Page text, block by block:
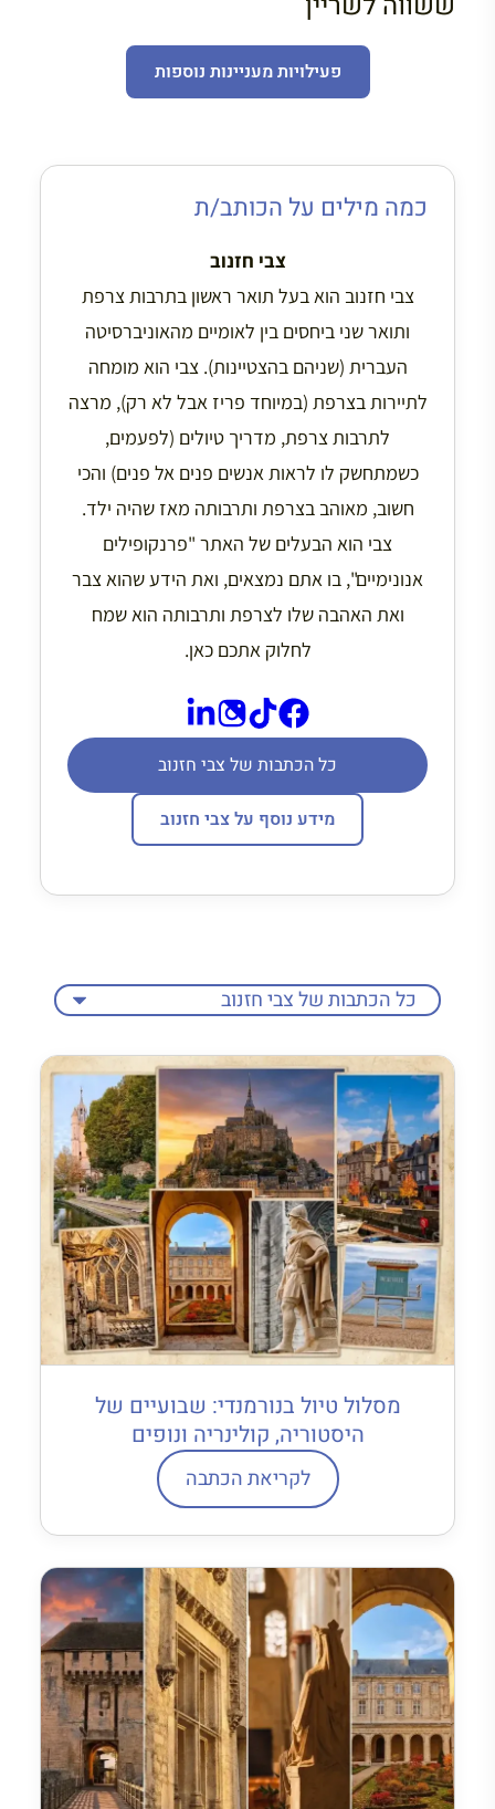
פעילויות מעניינות נוספות
כמה מילים על הכותב/ת
צבי חזנוב
צבי חזנוב הוא בעל תואר ראשון בתרבות צרפת
ותואר שני ביחסים בין לאומיים מהאוניברסיטה
העברית (שניהם בהצטיינות). צבי הוא מומחה
לתיירות בצרפת (במיוחד פריז אבל לא רק), מרצה
לתרבות צרפת, מדריך טיולים (לפעמים,
כשמתחשק לו לראות אנשים פנים אל פנים) והכי
חשוב, מאוהב בצרפת ותרבותה מאז שהיה ילד.
צבי הוא הבעלים של האתר "פרנקופילים
אנונימיים", בו אתם נמצאים, ואת הידע שהוא צבר
ואת האהבה שלו לצרפת ותרבותה הוא שמח
לחלוק אתכם כאן.
כל הכתבות של צבי חזנוב
מידע נוסף על צבי חזנוב
מסלול טיול בנורמנדי: שבועיים של
היסטוריה, קולינריה ונופים
לקריאת הכתבה